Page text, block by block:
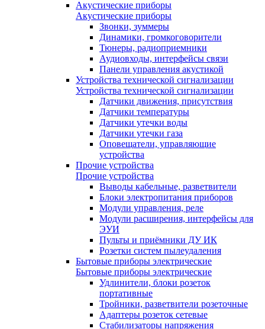
Акустические приборы
Акустические приборы
Звонки, зуммеры
Динамики, громкоговорители
Тюнеры, радиоприемники
Аудиовходы, интерфейсы связи
Панели управления акустикой
Устройства технической сигнализации
Устройства технической сигнализации
Датчики движения, присутствия
Датчики температуры
Датчики утечки воды
Датчики утечки газа
Оповещатели, управляющие
устройства
Прочие устройства
Прочие устройства
Выводы кабельные, разветвители
Блоки электропитания приборов
Модули управления, реле
Модули расширения, интерфейсы для
ЭУИ
Пульты и приёмники ДУ ИК
Розетки систем пылеудаления
Бытовые приборы электрические
Бытовые приборы электрические
Удлинители, блоки розеток
портативные
Тройники, разветвители розеточные
Адаптеры розеток сетевые
Стабилизаторы напряжения